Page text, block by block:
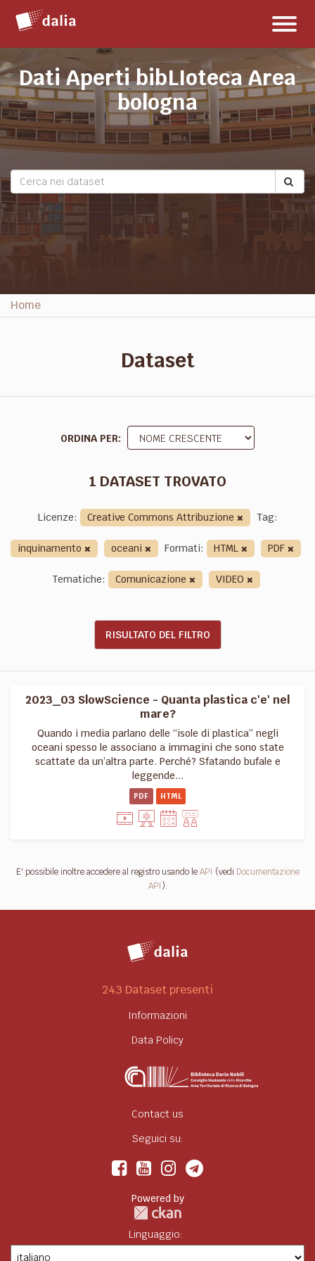
contenuto
Dati Aperti bibLIoteca Area
bologna
Home
Dataset
ORDINA PER
1 DATASET TROVATO
Licenze: Creative Commons Attribuzione
Tag:
inquinamento
oceani Formati: HTML
PDF
Tematiche:
Comunicazione VIDEO
RISULTATO DEL FILTRO
2023_03 SlowScience - Quanta plastica c'e' nel
mare?
Quando i media parlano delle “isole di plastica” negli
oceani spesso le associano a immagini che sono state
scattate da un’altra parte. Perché? Sfatando bufale e
leggende...
PDF HTML
E' possibile inoltre accedere al registro usando leAPI (vedi Documentazione
API).
243 Dataset presenti
Informazioni
Data Policy
Contact us
Seguici su:
Powered by
Linguaggio